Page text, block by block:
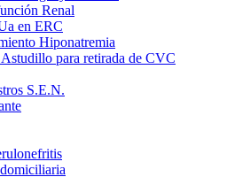
Renal
en ERC
Hiponatremia
para retirada de CVC
S.E.N.